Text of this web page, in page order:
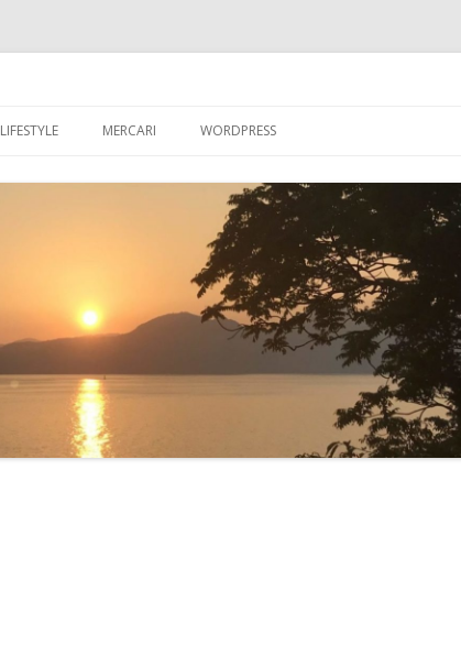
ン
へ
LIFESTYLE MERCARI WORDPRESS
グを始める
【WORDPRESS】超初心者（自分）
が入れたプラグイン
【WORDPRESS】カテゴリーの横に
記事数を表示させる
【WORDPRESS】GRAVATARを使っ